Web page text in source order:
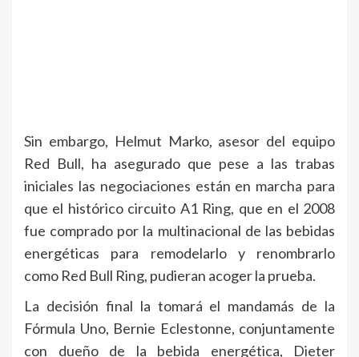
Sin embargo, Helmut Marko, asesor del equipo
Red Bull, ha asegurado que pese a las trabas
iniciales las negociaciones están en marcha para
que el histórico circuito A1 Ring, que en el 2008
fue comprado por la multinacional de las bebidas
energéticas para remodelarlo y renombrarlo
como Red Bull Ring, pudieran acoger la prueba.
La decisión final la tomará el mandamás de la
Fórmula Uno, Bernie Eclestonne, conjuntamente
con dueño de la bebida energética, Dieter